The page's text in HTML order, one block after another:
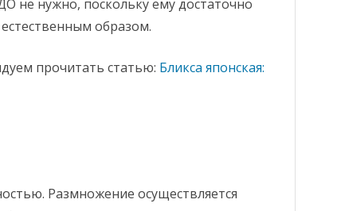
не нужно, поскольку ему достаточно
образом.
прочитать статью: Бликса японская:
Размножение осуществляется